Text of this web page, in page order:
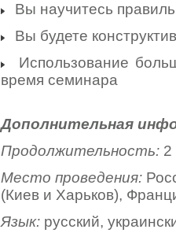
Вы научитесь
Вы будете
Использование
время семинара
Дополнительная
Продолжительность: 2
Место проведения:
(Киев и Харьков),
Язык: русский,